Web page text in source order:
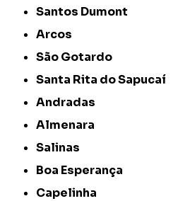
Santos Dumont
Arcos
São Gotardo
Santa Rita do Sapucaí
Andradas
Almenara
Salinas
Boa Esperança
Capelinha